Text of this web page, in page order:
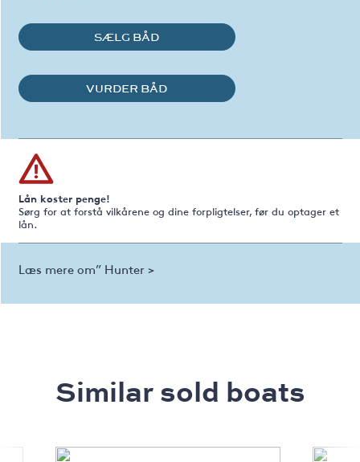
SÆLG BÅD
VURDER BÅD
Lån koster penge!
Sørg for at forstå vilkårene og dine forpligtelser, før du optager et
lån.
Læs mere om” Hunter >
Similar sold boats